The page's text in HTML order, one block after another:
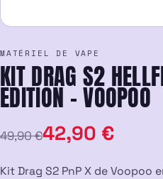
MATÉRIEL DE VAPE
KIT DRAG S2
EDITION – VOOPOO
49,90€
Le
prix
42,90 €
Le
prix
Kit Drag S2 PnP X de Voopoo